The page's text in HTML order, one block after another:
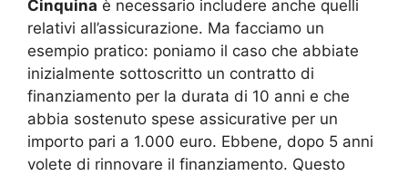
Cinquina è necessario includere anche quelli
relativi all’assicurazione. Ma facciamo un
esempio pratico: poniamo il caso che abbiate
inizialmente sottoscritto un contratto di
finanziamento per la durata di 10 anni e che
abbia sostenuto spese assicurative per un
importo pari a 1.000 euro. Ebbene, dopo 5 anni
volete di rinnovare il finanziamento. Questo